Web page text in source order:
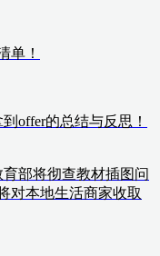
单！
offer的总结与反思！
育部将彻查教材插图问
对本地生活商家收取